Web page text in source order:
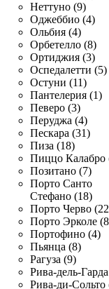
Неттуно (9)
Оджеббио (4)
Ольбия (4)
Орбетелло (8)
Ортиджия (3)
Оспедалетти (5)
Остуни (11)
Пантелерия (1)
Певеро (3)
Перуджа (4)
Пескара (31)
Пиза (18)
Пиццо Калабро
Позитано (7)
Порто Санто
Стефано (18)
Порто Черво
Порто Эрколе
Портофино (4)
Пьянца (8)
Рагуза (9)
Рива-дель-
Рива-ди-Сольто